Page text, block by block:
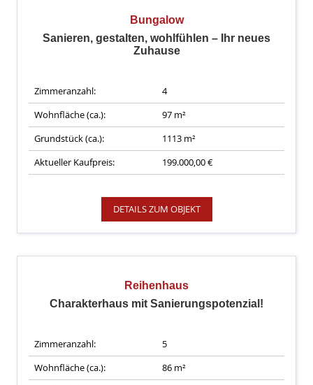
Bungalow
Sanieren, gestalten, wohlfühlen – Ihr neues
Zuhause
Zimmeranzahl:
4
Wohnfläche (ca.):
97 m²
Grundstück (ca.):
1113 m²
Aktueller Kaufpreis:
199.000,00 €
DETAILS ZUM OBJEKT
Reihenhaus
Charakterhaus mit Sanierungspotenzial!
Zimmeranzahl:
5
Wohnfläche (ca.):
86 m²